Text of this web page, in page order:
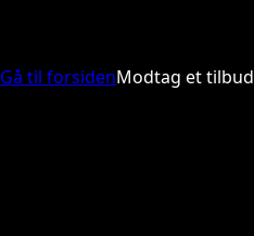
Gå til forsidenModtag et tilbud